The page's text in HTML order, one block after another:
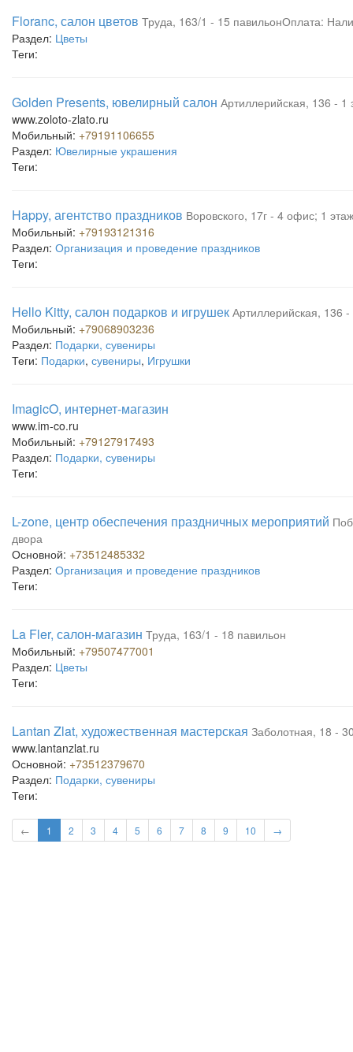
Floranc, салон цветов Труда, 163/1 - 15 павильонОплата:
Раздел: Цветы
Теги:
Golden Presents, ювелирный салон Артиллерийская, 136 - 1
www.zoloto-zlato.ru
Мобильный: +79191106655
Раздел: Ювелирные украшения
Теги:
Happy, агентство праздников Воровского, 17г - 4 офис; 1 этаж
Мобильный: +79193121316
Раздел: Организация и проведение праздников
Теги:
Hello Kitty, салон подарков и игрушек Артиллерийская, 136
Мобильный: +79068903236
Раздел: Подарки, сувениры
Теги: Подарки, сувениры, Игрушки
ImagicO, интернет-магазин
www.im-co.ru
Мобильный: +79127917493
Раздел: Подарки, сувениры
Теги:
L-zone, центр обеспечения праздничных мероприятий
двора
Основной: +73512485332
Раздел: Организация и проведение праздников
Теги:
La Fler, салон-магазин Труда, 163/1 - 18 павильон
Мобильный: +79507477001
Раздел: Цветы
Теги:
Lantan Zlat, художественная мастерская Заболотная, 18 -
www.lantanzlat.ru
Основной: +73512379670
Раздел: Подарки, сувениры
Теги:
← 1 2 3 4 5 6 7 8 9 10 →